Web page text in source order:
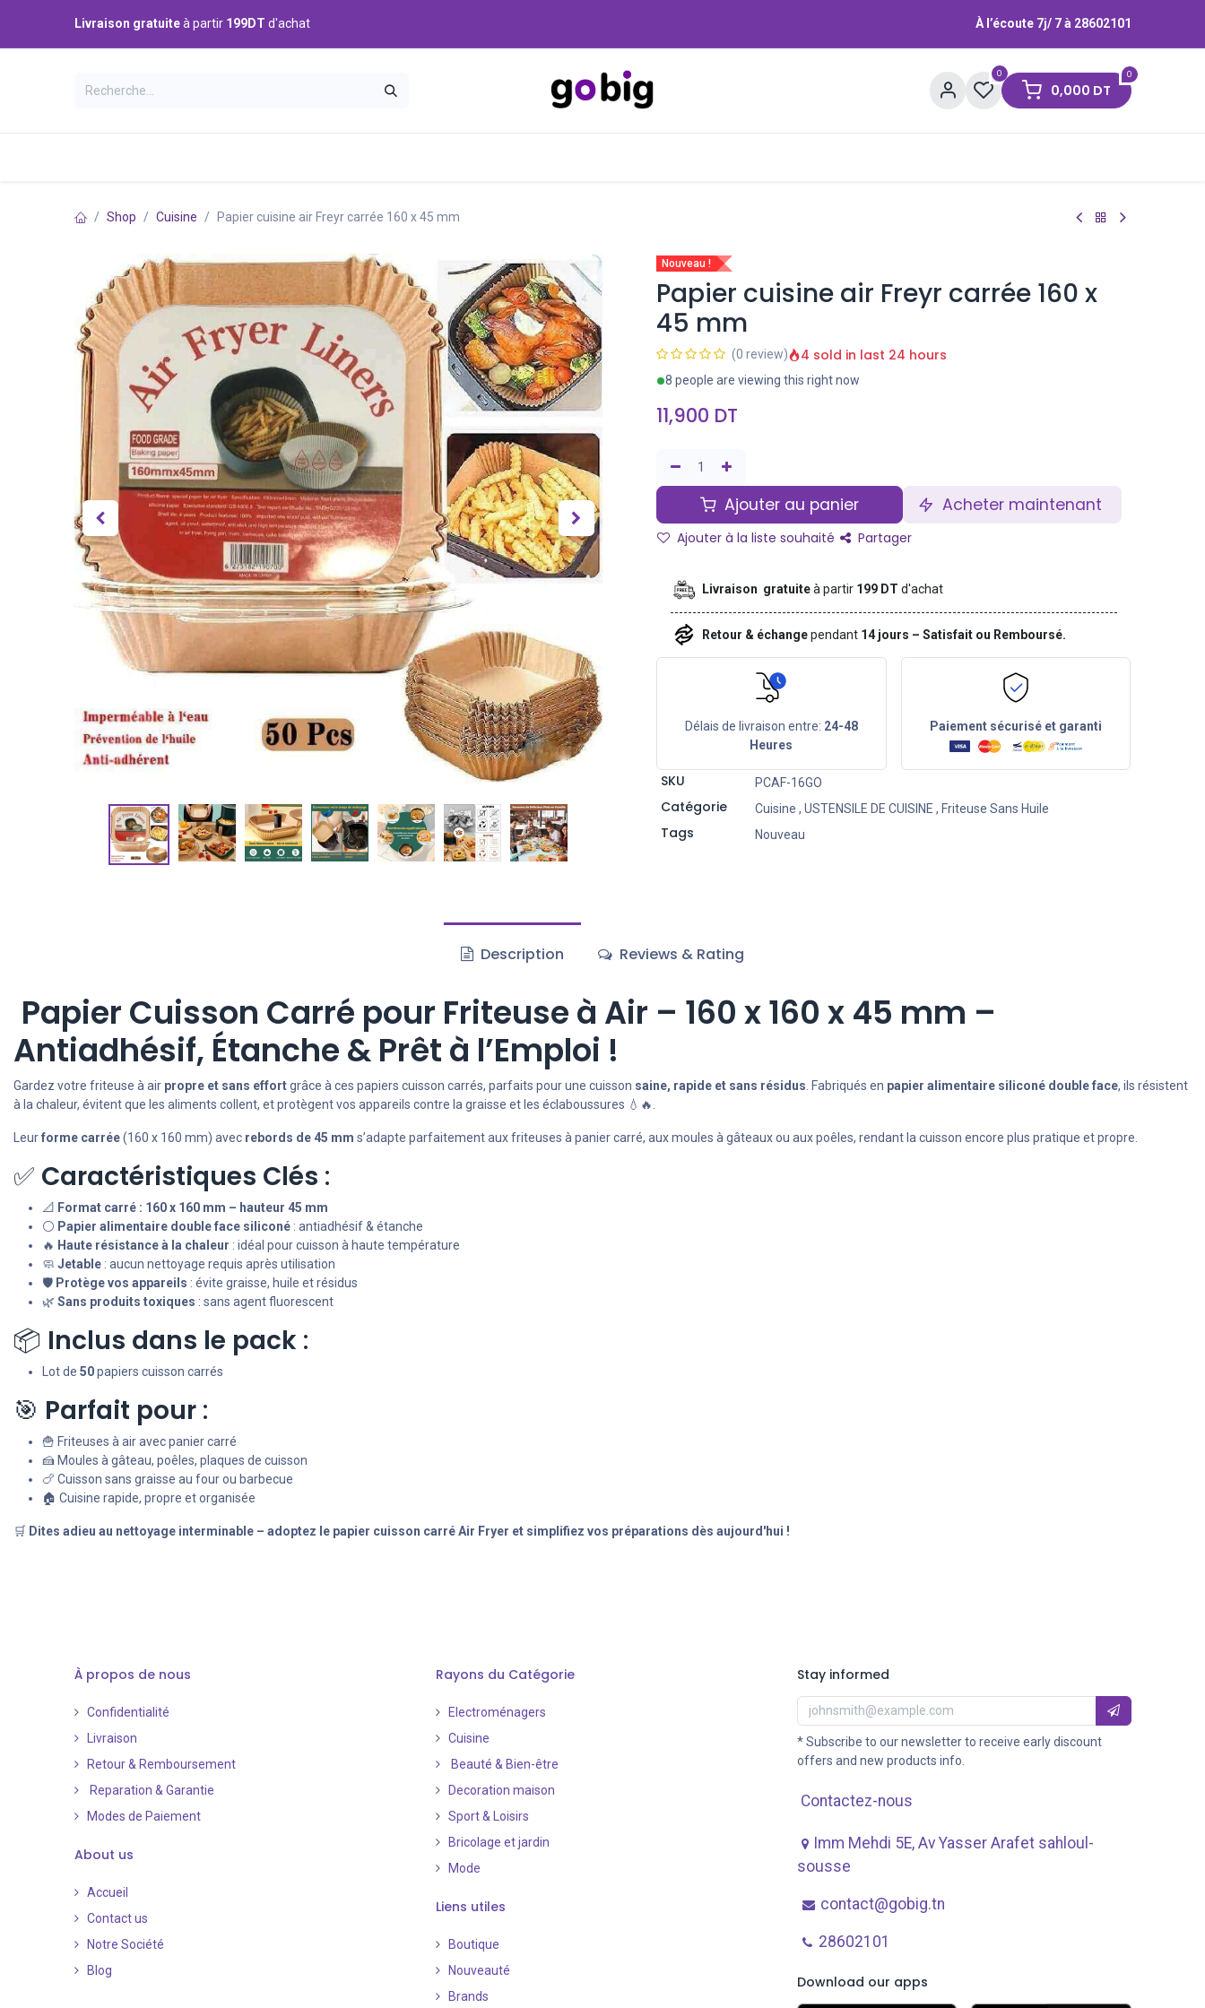
Livraison gratuiteà partir 199DT d'achat À l’écoute 7j/ 7 à 28602101
0 0
0,000 DT
Shop Cuisine Papier cuisine air Freyr carrée 160 x 45 mm
Nouveau !
Papier cuisine air Freyr carrée 160 x
45 mm
(0 review) 4 sold in last 24 hours
8 people are viewing this right now
11,900 DT
Ajouter au panier Acheter maintenant
Ajouter à la liste souhaité Partager
Livraison gratuiteà partir 199 DTd'achat
Retour & échangependant 14 jours – Satisfait ou Remboursé.
Délais de livraison entre: 24-48
Heures
Paiement sécurisé et garanti
SKU PCAF-16GO
Catégorie Cuisine , USTENSILE DE CUISINE , Friteuse Sans Huile
Tags Nouveau
Description Reviews & Rating
Papier Cuisson Carré pour Friteuse à Air – 160 x 160 x 45 mm –
Antiadhésif, Étanche & Prêt à l’Emploi !
Gardez votre friteuse à air propre et sans effortgrâce à ces papiers cuisson carrés, parfaits pour une cuisson saine, rapide et sans résidus . Fabriqués en papier alimentaire siliconé double face, ils résistent
à la chaleur, évitent que les aliments collent, et protègent vos appareils contre la graisse et les éclaboussures 💧🔥.
Leurforme carrée(160 x 160 mm) avec rebords de 45 mm s’adapte parfaitement aux friteuses à panier carré, aux moules à gâteaux ou aux poêles, rendant la cuisson encore plus pratique et propre.
✅ Caractéristiques Clés :
📐 Format carré : 160 x 160 mm – hauteur 45 mm
⚪ Papier alimentaire double face siliconé : antiadhésif & étanche
🔥 Haute résistance à la chaleur : idéal pour cuisson à haute température
🧼 Jetable : aucun nettoyage requis après utilisation
🛡️ Protège vos appareils : évite graisse, huile et résidus
🌿 Sans produits toxiques : sans agent fluorescent
📦 Inclus dans le pack :
Lot de 50papiers cuisson carrés
🎯 Parfait pour :
🍟 Friteuses à air avec panier carré
🍰 Moules à gâteau, poêles, plaques de cuisson
🍗 Cuisson sans graisse au four ou barbecue
🏠 Cuisine rapide, propre et organisée
🛒 Dites adieu au nettoyage interminable – adoptez le papier cuisson carré Air Fryer et simplifiez vos préparations dès aujourd'hui !
À propos de nous
Confidentialité
Livraison
Retour & Remboursement
Reparation & Garantie
Modes de Paiement​
About us
Accueil
Contact us
Notre Société
Blog
Rayons du Catégorie
Electroménagers
Cuisine
Beauté & Bien-être
Decoration maison
Sport & Loisirs
Bricolage et jardin
Mode
Liens utiles
Boutique
Nouveauté
Brands
Stay informed
* Subscribe to our newsletter to receive early discount
offers and new products info.
Contactez-nous
Imm Mehdi 5E, Av ​Yasser Arafet sahloul-
sousse
contact@gobig.tn
28602101
Download our apps